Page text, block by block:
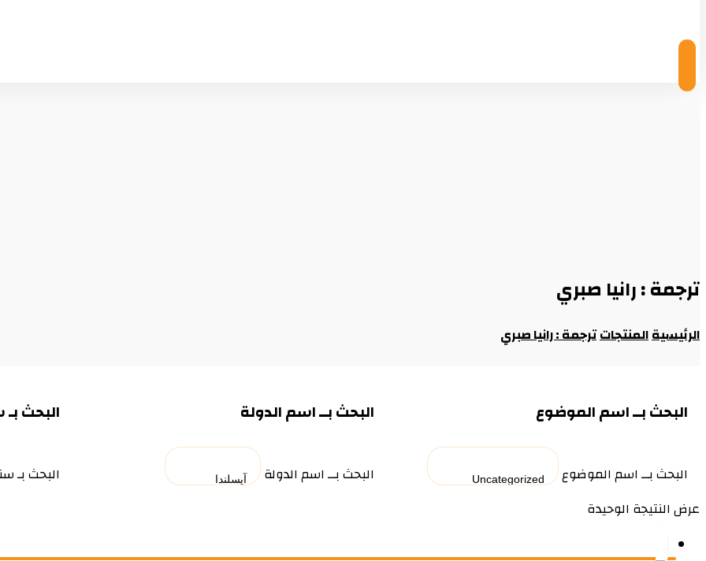
ترجمة : رانيا صبري
الرئيسيةالمنتجاتترجمة : رانيا صبري
البحث بــ اسم الموضوع
البحث بــ اسم الموضوع
البحث بــ اسم الدولة
البحث بــ اسم الدولة
البحث
البحث بـ
عرض النتيجة الوحيدة